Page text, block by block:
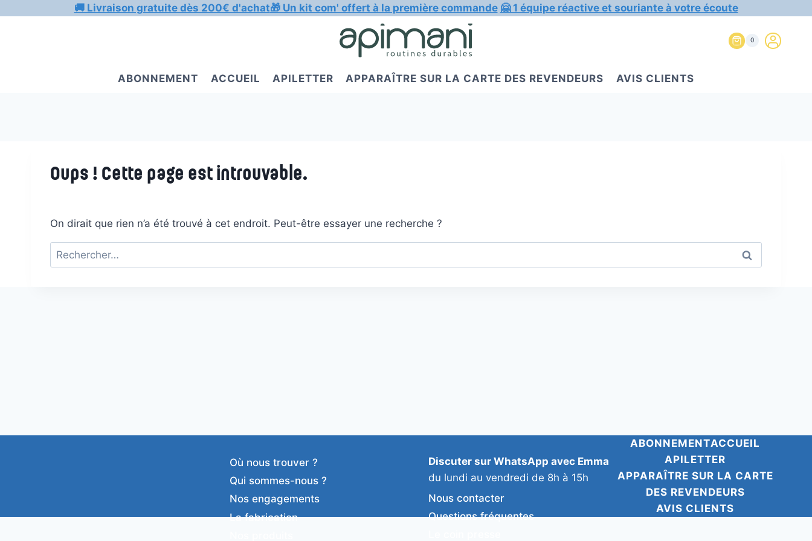
🚚 Livraison gratuite dès 200€ d'achat🎁 Un kit com' offert à la première commande 🤗 1 équipe réactive et souriante à votre écoute
0
ABONNEMENT ACCUEIL APILETTER APPARAÎTRE SUR LA CARTE DES REVENDEURS AVIS CLIENTS
Oups ! Cette page est introuvable.
On dirait que rien n’a été trouvé à cet endroit. Peut-être essayer une recherche ?
Rechercher :
Où nous trouver ?
Qui sommes-nous ?
Nos engagements
La fabrication
Discuter sur WhatsApp avec Emma
du lundi au vendredi de 8h à 15h
Nous contacter
Questions fréquentes
ABONNEMENTACCUEIL
APILETTER
APPARAÎTRE SUR LA CARTE
DES REVENDEURS
AVIS CLIENTS